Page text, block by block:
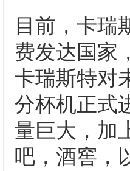
目前，卡瑞
费发达国家
卡瑞斯特对
分杯机正式
量巨大，加
吧，酒窖，